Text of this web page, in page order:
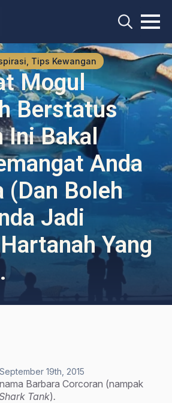
Search
for:
Tips Kewangan
Mogul
Berstatus
Ini Bakal
Anda
(dan Boleh
Jadi
Yang
September 19th, 2015
Barbara Corcoran (nampak
Tank).